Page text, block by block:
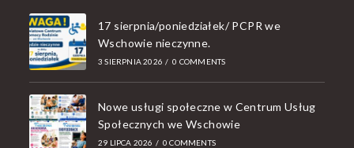
17 sierpnia/poniedziałek/ PCPR we
Wschowie nieczynne.
3 SIERPNIA 2026 / 0 COMMENTS
Nowe usługi społeczne w Centrum Usług
Społecznych we Wschowie
29 LIPCA 2026 / 0 COMMENTS